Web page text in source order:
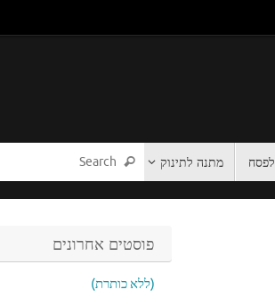
מתנה לתינוק
פוסטים אחרונים
(ללא כותרת)